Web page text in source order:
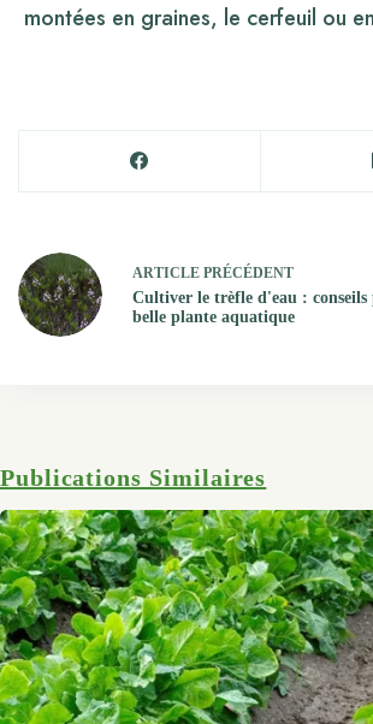
montées en graines, le cerfeuil ou
ARTICLE PRÉCÉDENT
Cultiver le trèfle d'eau : conseils
belle plante aquatique
Publications Similaires